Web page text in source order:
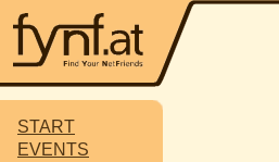
START
EVENTS